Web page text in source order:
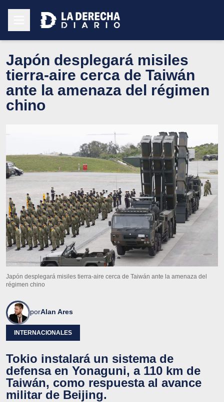
Japón desplegará misiles
tierra-aire cerca de Taiwán
ante la amenaza del régimen
chino
Japón desplegará misiles tierra-aire cerca de Taiwán ante la amenaza del
régimen chino
porAlan Ares
INTERNACIONALES
Tokio instalará un sistema de
defensa en Yonaguni, a 110 km de
Taiwán, como respuesta al avance
militar de Beijing.